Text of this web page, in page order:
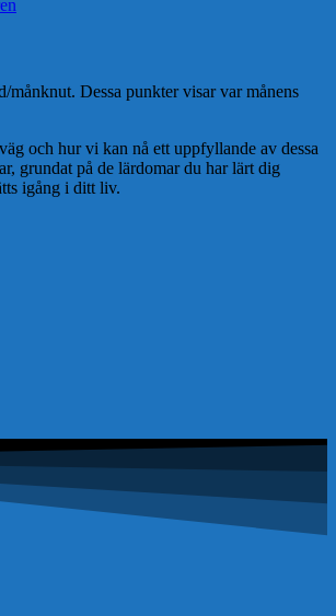
Dessa punkter visar var månens
och hur vi kan nå ett uppfyllande av dessa
grundat på de lärdomar du har lärt dig
igång i ditt liv.